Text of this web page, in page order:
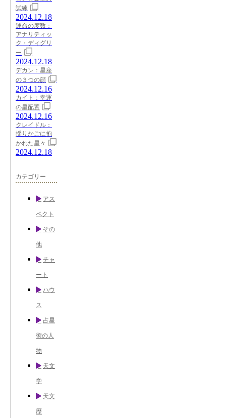
試練
2024.12.18
運命の度数：
アナリティッ
ク・ディグリ
ー
2024.12.18
デカン：星座
の３つの顔
2024.12.16
カイト：幸運
の星配置
2024.12.16
クレイドル：
揺りかごに抱
かれた星々
2024.12.18
カテゴリー
アス
ペクト
その
他
チャ
ート
ハウ
ス
占星
術の人
物
天文
学
天文
歴